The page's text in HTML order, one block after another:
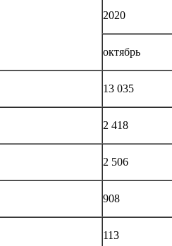
2020
октябрь
13 035
2 418
2 506
908
113